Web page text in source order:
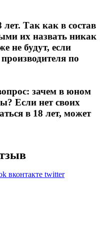
Так как в состав
их назвать никак
не будут, если
по
зачем в юном
Если нет своих
в 18 лет, может
вконтакте twitter